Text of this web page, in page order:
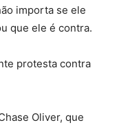
importa se ele
que ele é contra.
protesta contra
Oliver, que